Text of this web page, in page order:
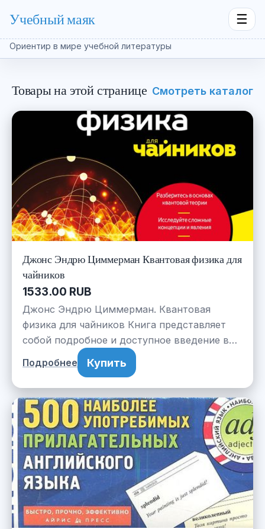
Учебный маяк ☰
Ориентир в мире учебной литературы
Товары на этой странице Смотреть каталог
Джонс Эндрю Циммерман Квантовая физика для
чайников
1533.00 RUB
Джонс Эндрю Циммерман. Квантовая
физика для чайников Книга представляет
собой подробное и доступное введение в…
Подробнее Купить